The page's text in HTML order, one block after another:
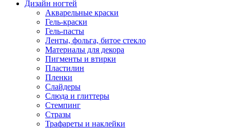
Дизайн ногтей
Акварельные краски
Гель-краски
Гель-пасты
Ленты, фольга, битое стекло
Материалы для декора
Пигменты и втирки
Пластилин
Пленки
Слайдеры
Слюда и глиттеры
Стемпинг
Стразы
Трафареты и наклейки